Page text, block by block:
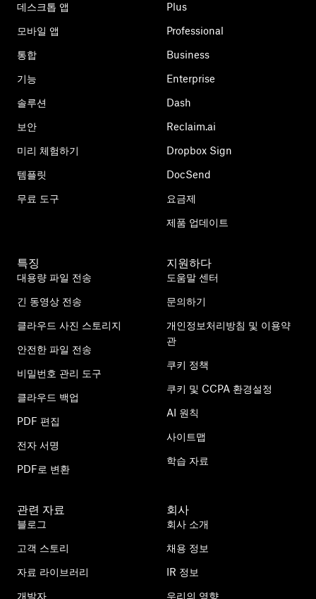
데스크톱 앱
모바일 앱
통합
기능
솔루션
보안
미리 체험하기
템플릿
무료 도구
Plus
Professional
Business
Enterprise
Dash
Reclaim.ai
Dropbox Sign
DocSend
요금제
제품 업데이트
특징
대용량 파일 전송
긴 동영상 전송
클라우드 사진 스토리지
안전한 파일 전송
비밀번호 관리 도구
클라우드 백업
PDF 편집
전자 서명
PDF로 변환
지원하다
도움말 센터
문의하기
개인정보처리방침 및 이용약
관
쿠키 정책
쿠키 및 CCPA 환경설정
AI 원칙
사이트맵
학습 자료
관련 자료
블로그
고객 스토리
자료 라이브러리
개발자
회사
회사 소개
채용 정보
IR 정보
우리의 영향